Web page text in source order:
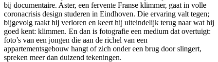
bij documentaire. Aster, een fervente Franse klimmer, gaat in volle
coronacrisis design studeren in Eindhoven. Die ervaring valt tegen;
bijgevolg raakt hij verloren en keert hij uiteindelijk terug naar wat hij
goed kent: klimmen. En dan is fotografie een medium dat overtuigt:
foto’s van een jongen die aan de richel van een
appartementsgebouw hangt of zich onder een brug door slingert,
spreken meer dan duizend tekeningen.